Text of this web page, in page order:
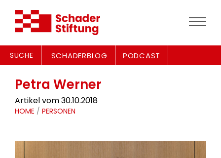
SUCHE SCHADERBLOG PODCAST
Petra Werner
Artikel vom 30.10.2018
HOME / PERSONEN